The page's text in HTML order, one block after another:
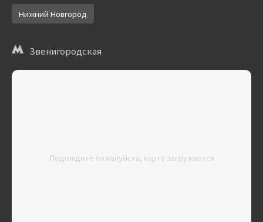
Нижний Новгород
Звенигородская
Подождите пожалуйста, карта загружается